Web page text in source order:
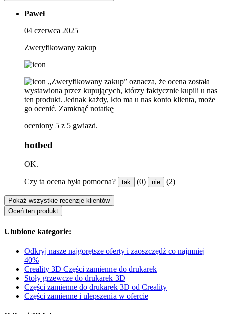
Paweł
04 czerwca 2025
Zweryfikowany zakup
„Zweryfikowany zakup” oznacza, że ​​ocena została
wystawiona przez kupujących, którzy faktycznie kupili u nas
ten produkt. Jednak każdy, kto ma u nas konto klienta, może
go ocenić. Zamknąć notatkę
oceniony 5 z 5 gwiazd.
hotbed
OK.
Czy ta ocena była pomocna? tak (0) nie (2)
Pokaż wszystkie recenzje klientów
Oceń ten produkt
Ulubione kategorie:
Odkryj nasze najgorętsze oferty i zaoszczędź co najmniej
40%
Creality 3D Części zamienne do drukarek
Stoły grzewcze do drukarek 3D
Części zamienne do drukarek 3D od Creality
Części zamienne i ulepszenia w ofercie